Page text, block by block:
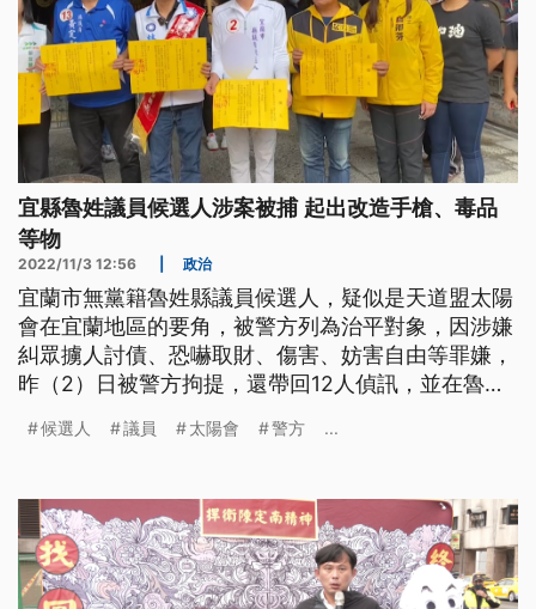
宜縣魯姓議員候選人涉案被捕 起出改造手槍、毒品
等物
2022/11/3 12:56 政治
宜蘭市無黨籍魯姓縣議員候選人，疑似是天道盟太陽
會在宜蘭地區的要角，被警方列為治平對象，因涉嫌
糾眾擄人討債、恐嚇取財、傷害、妨害自由等罪嫌，
昨（2）日被警方拘提，還帶回12人偵訊，並在魯姓
有疑似關被害人的狗籠，全案仍在偵辦中。
候選人 議員 太陽會 警方 ...